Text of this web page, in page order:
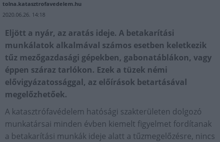
tolna.katasztrofavedelem.hu
2020.06.26. 14:18
Eljött a nyár, az aratás ideje. A betakarítási
munkálatok alkalmával számos esetben keletkezik
tűz mezőgazdasági gépekben, gabonatáblákon, vagy
éppen száraz tarlókon. Ezek a tüzek némi
elővigyázatossággal, az előírások betartásával
megelőzhetőek.
A katasztrófavédelem hatósági szakterületen dolgozó
munkatársai minden évben kiemelt figyelmet fordítanak
a betakarítási munkák ideje alatt a tűzmegelőzésre, nincs